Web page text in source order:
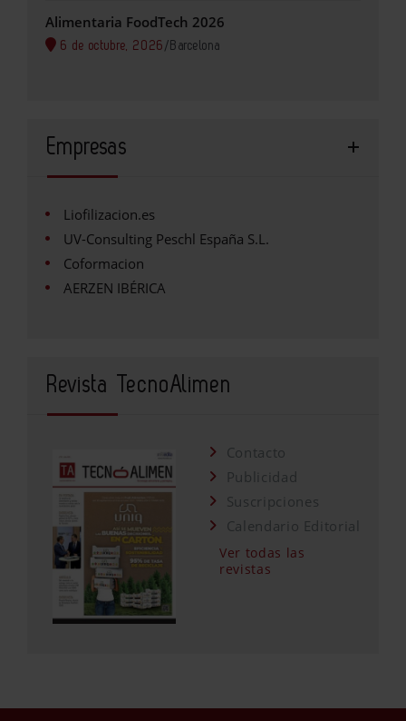
Alimentaria FoodTech 2026
6 de octubre, 2026 / Barcelona
Empresas
Liofilizacion.es
UV-Consulting Peschl España S.L.
Coformacion
AERZEN IBÉRICA
Revista TecnoAlimen
Contacto
Publicidad
Suscripciones
Calendario Editorial
Ver todas las
revistas